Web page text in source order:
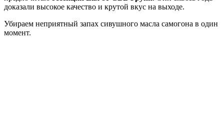
доказали высокое качество и крутой вкус на выходе.
Убираем неприятный запах сивушного масла самогона в один
момент.